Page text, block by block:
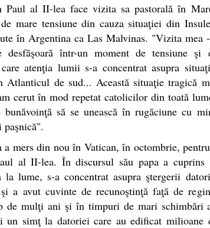
Paul al II-lea face vizita sa pastorală în
mare tensiune din cauza situaţiei din
în Argentina ca Las Malvinas. "Vizita mea
desfăşoară într-un moment de tensiune şi
atenţia lumii s-a concentrat asupra
de sud... Această situaţie tragică
cerut în mod repetat catolicilor din toată
să se unească în rugăciune cu
paşnică".
mers din nou în Vatican, în octombrie,
al II-lea. În discursul său papa a cuprins
lume, s-a concentrat asupra ştergerii
a avut cuvinte de recunoştinţă faţă de
de mulţi ani şi în timpuri de mari schimbări
un simţ la datoriei care au edificat milioane